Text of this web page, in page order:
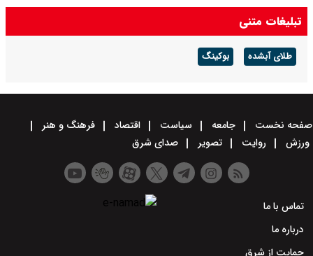
تبلیغات متنی
طلای آبشده بوکینگ
صفحه نخست جامعه سیاست اقتصاد
فرهنگ و هنر
ورزش
روایت تصویر صدای شرق
تماس با ما
درباره ما
حمایت از شرق